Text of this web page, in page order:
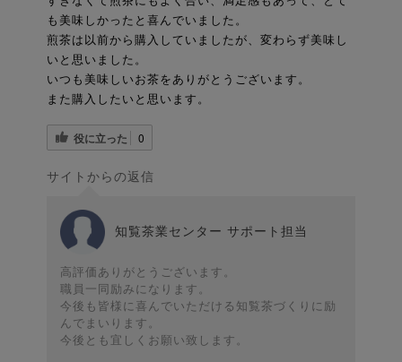
も美味しかったと喜んでいました。
煎茶は以前から購入していましたが、変わらず美味し
いと思いました。
いつも美味しいお茶をありがとうございます。
また購入したいと思います。
役に立った 0
サイトからの返信
知覧茶業センター サポート担当
高評価ありがとうございます。
職員一同励みになります。
今後も皆様に喜んでいただける知覧茶づくりに励
んでまいります。
今後とも宜しくお願い致します。